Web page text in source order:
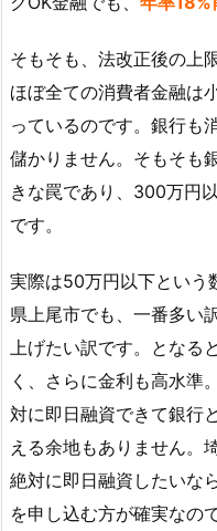
そもそも、法改正後の上
ほぼ全ての消費者金融は
っているのです。銀行も
儲かりません。そもそも
きな罠であり、300万円
です。
実際は50万円以下という
県上尾市でも、一番多い
上げたい訳です。となる
く、さらに金利も高水準
対に即日融資できて銀行
える余地もありません。
絶対に即日融資したいな
を申し込む方が確実なの